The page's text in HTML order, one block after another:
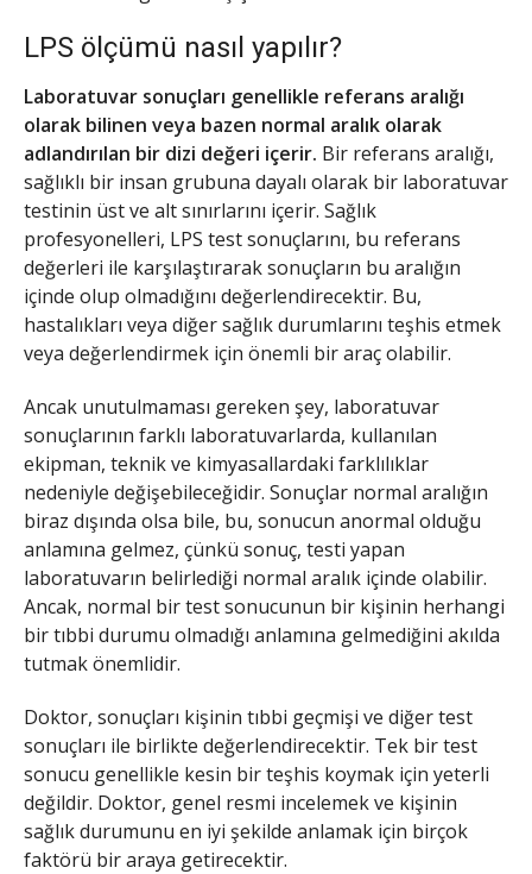
LPS ölçümü nasıl yapılır?
Laboratuvar sonuçları genellikle referans aralığı
olarak bilinen veya bazen normal aralık olarak
adlandırılan bir dizi değeri içerir. Bir referans aralığı,
sağlıklı bir insan grubuna dayalı olarak bir laboratuvar
testinin üst ve alt sınırlarını içerir. Sağlık
profesyonelleri, LPS test sonuçlarını, bu referans
değerleri ile karşılaştırarak sonuçların bu aralığın
içinde olup olmadığını değerlendirecektir. Bu,
hastalıkları veya diğer sağlık durumlarını teşhis etmek
veya değerlendirmek için önemli bir araç olabilir.
Ancak unutulmaması gereken şey, laboratuvar
sonuçlarının farklı laboratuvarlarda, kullanılan
ekipman, teknik ve kimyasallardaki farklılıklar
nedeniyle değişebileceğidir. Sonuçlar normal aralığın
biraz dışında olsa bile, bu, sonucun anormal olduğu
anlamına gelmez, çünkü sonuç, testi yapan
laboratuvarın belirlediği normal aralık içinde olabilir.
Ancak, normal bir test sonucunun bir kişinin herhangi
bir tıbbi durumu olmadığı anlamına gelmediğini akılda
tutmak önemlidir.
Doktor, sonuçları kişinin tıbbi geçmişi ve diğer test
sonuçları ile birlikte değerlendirecektir. Tek bir test
sonucu genellikle kesin bir teşhis koymak için yeterli
değildir. Doktor, genel resmi incelemek ve kişinin
sağlık durumunu en iyi şekilde anlamak için birçok
faktörü bir araya getirecektir.